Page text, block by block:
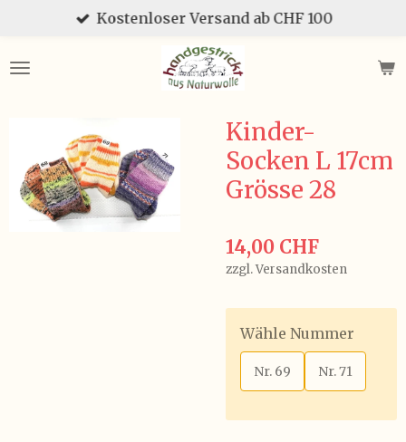
springen
Kostenloser Versand ab CHF 100
Kinder-
Socken L 17cm
Grösse 28
14,00 CHF
zzgl. Versandkosten
Wähle Nummer
Nr. 69 Nr. 71